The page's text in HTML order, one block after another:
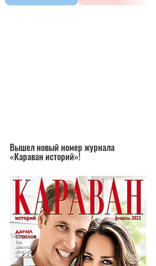
Вышел новый номер журнала
«Караван историй»!